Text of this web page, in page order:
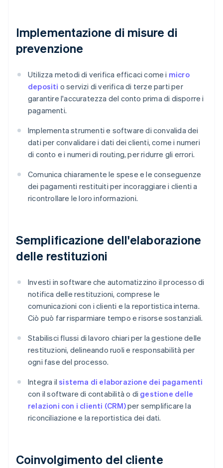
Implementazione di misure di
prevenzione
Utilizza metodi di verifica efficaci come i micro
depositi o servizi di verifica di terze parti per
garantire l'accuratezza del conto prima di disporre i
pagamenti.
Implementa strumenti e software di convalida dei
dati per convalidare i dati dei clienti, come i numeri
di conto e i numeri di routing, per ridurre gli errori.
Comunica chiaramente le spese e le conseguenze
dei pagamenti restituiti per incoraggiare i clienti a
ricontrollare le loro informazioni.
Semplificazione dell'elaborazione
delle restituzioni
Investi in software che automatizzino il processo di
notifica delle restituzioni, comprese le
comunicazioni con i clienti e la reportistica interna.
Ciò può far risparmiare tempo e risorse sostanziali.
Stabilisci flussi di lavoro chiari per la gestione delle
restituzioni, delineando ruoli e responsabilità per
ogni fase del processo.
Integra ilsistema di elaborazione dei pagamenti
con il software di contabilità o di gestione delle
relazioni con i clienti (CRM)per semplificare la
riconciliazione e la reportistica dei dati.
Coinvolgimento del cliente